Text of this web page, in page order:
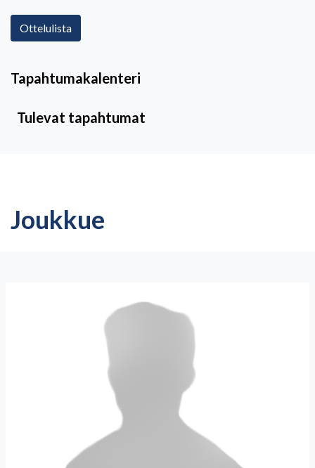
Ottelulista
Tapahtumakalenteri
Tulevat tapahtumat
Joukkue